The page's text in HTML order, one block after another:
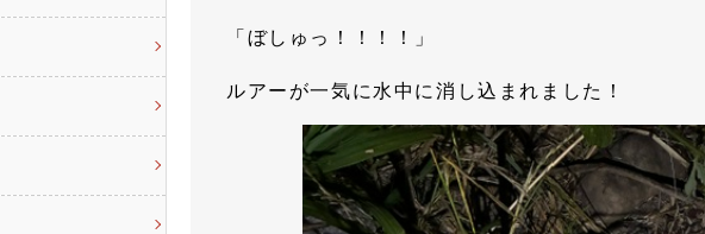
「ぼしゅっ！！！！」
ルアーが一気に水中に消し込まれました！